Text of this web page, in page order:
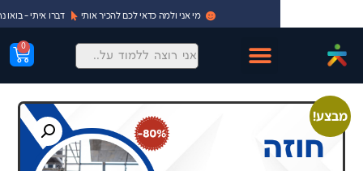
מי אני ולמה כדאי לכם להכיר אותי דברו איתי - בואו נתחיל!
0